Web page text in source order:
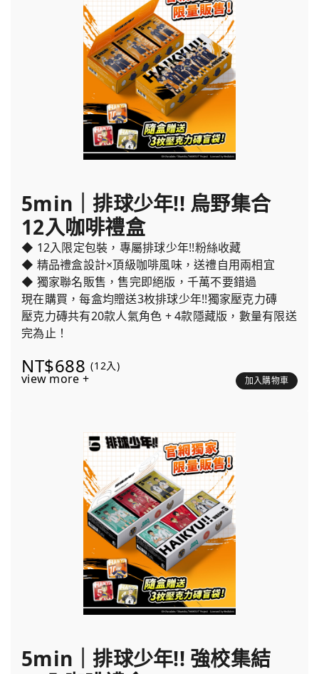
5min｜排球少年!! 烏野集合
12入咖啡禮盒
◆ 12入限定包裝，專屬排球少年!!粉絲收藏
◆ 精品禮盒設計×頂級咖啡風味，送禮自用兩相宜
◆ 獨家聯名販售，售完即絕版，千萬不要錯過
現在購買，每盒均贈送3枚排球少年!!獨家壓克力磚
壓克力磚共有20款人氣角色 + 4款隱藏版，數量有限送
完為止！
NT$688 (12入)
view more + 加入購物車
5min｜排球少年!! 強校集結